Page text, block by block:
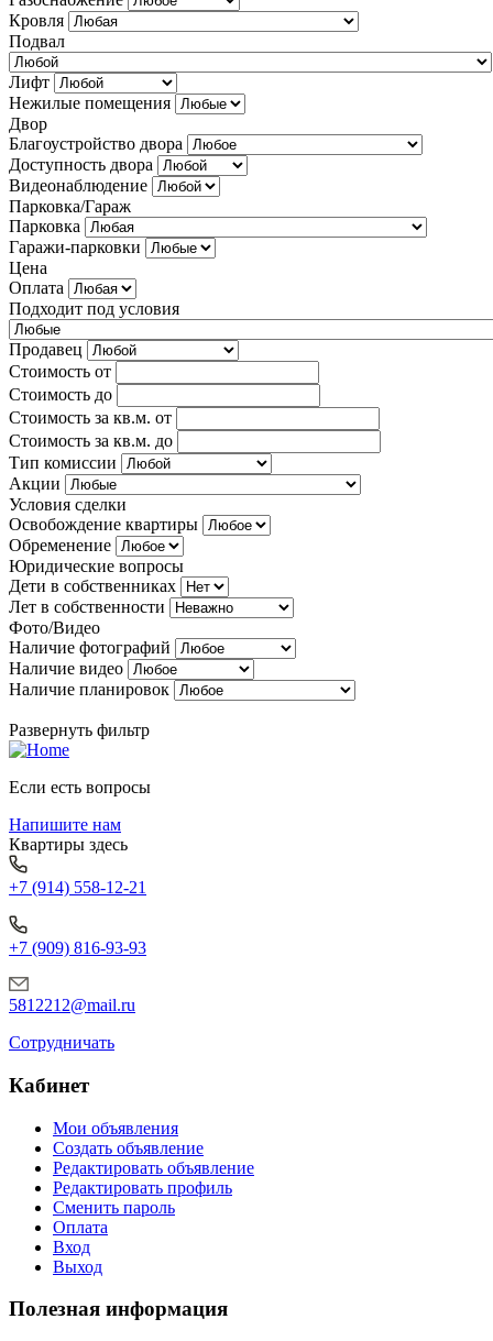
Кровля
Подвал
Лифт
Нежилые помещения
Двор
Благоустройство двора
Доступность двора
Видеонаблюдение
Парковка/Гараж
Парковка
Гаражи-парковки
Цена
Оплата
Подходит под условия
Продавец
Стоимость от
Стоимость до
Стоимость за кв.м. от
Стоимость за кв.м. до
Тип комиссии
Акции
Условия сделки
Освобождение квартиры
Обременение
Юридические вопросы
Дети в собственниках
Лет в собственности
Фото/Видео
Наличие фотографий
Наличие видео
Наличие планировок
Развернуть фильтр
Если есть вопросы
Напишите нам
Квартиры здесь
+7 (914) 558-12-21
+7 (909) 816-93-93
5812212@mail.ru
Сотрудничать
Кабинет
Мои объявления
Создать объявление
Редактировать объявление
Редактировать профиль
Сменить пароль
Оплата
Вход
Выход
Полезная информация